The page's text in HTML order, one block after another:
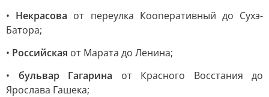
• Некрасова от переулка Кооперативный до Сухэ-
Батора;
• Российская от Марата до Ленина;
• бульвар Гагарина от Красного Восстания до
Ярослава Гашека;